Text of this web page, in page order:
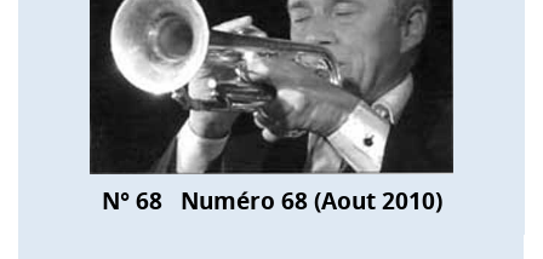
N° 68 Numéro 68 (Aout 2010)